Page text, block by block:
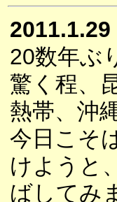
2011.1.29
20数年ぶ
驚く程、
熱帯、沖
今日こそ
けようと
ばしてみ